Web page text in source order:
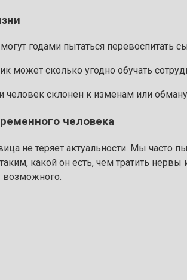
годами пытаться перевоспитать
может сколько угодно обучать
человек склонен к изменам или
человека
не теряет актуальности. Мы часто
какой он есть, чем тратить
возможного.